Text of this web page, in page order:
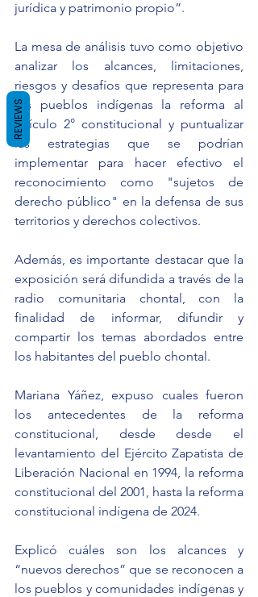
jurídica y patrimonio propio”.
La mesa de análisis tuvo como objetivo
analizar los alcances, limitaciones,
riesgos y desafíos que representa para
los pueblos indígenas la reforma al
artículo 2° constitucional y puntualizar
las estrategias que se podrían
implementar para hacer efectivo el
reconocimiento como "sujetos de
derecho público" en la defensa de sus
territorios y derechos colectivos.
Además, es importante destacar que la
exposición será difundida a través de la
radio comunitaria chontal, con la
finalidad de informar, difundir y
compartir los temas abordados entre
los habitantes del pueblo chontal.
Mariana Yáñez, expuso cuales fueron
los antecedentes de la reforma
constitucional, desde desde el
levantamiento del Ejército Zapatista de
Liberación Nacional en 1994, la reforma
constitucional del 2001, hasta la reforma
constitucional indígena de 2024.
Explicó cuáles son los alcances y
“nuevos derechos” que se reconocen a
los pueblos y comunidades indígenas y
REVIEWS